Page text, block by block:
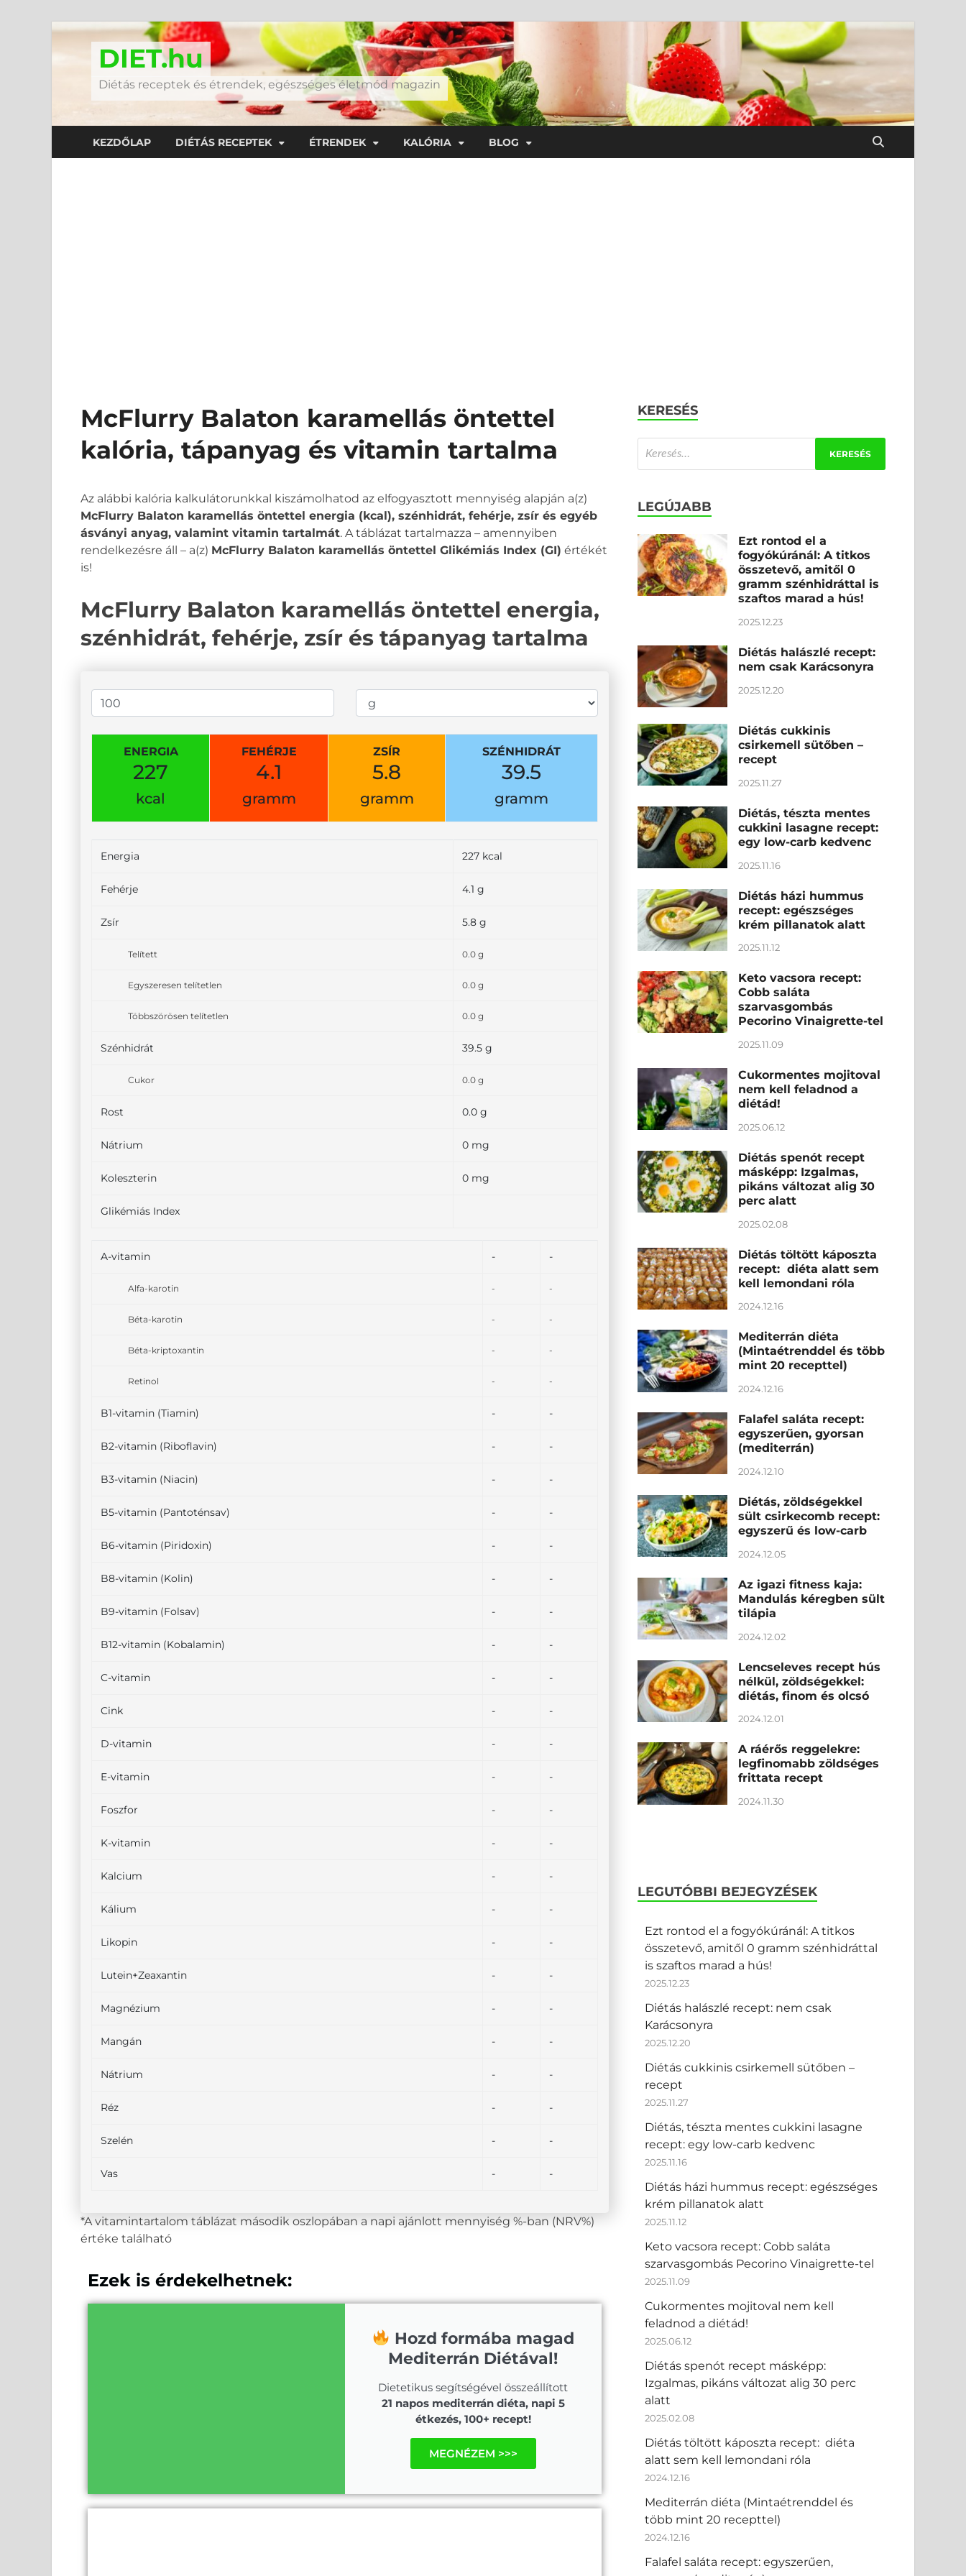
DIET.hu
Diétás receptek és étrendek, egészséges életmód magazin
KEZDŐLAP DIÉTÁS RECEPTEK ÉTRENDEK KALÓRIA BLOG
McFlurry Balaton karamellás öntettel
kalória, tápanyag és vitamin tartalma
Az alábbi kalória kalkulátorunkkal kiszámolhatod az elfogyasztott mennyiség alapján a(z)
McFlurry Balaton karamellás öntettel energia (kcal), szénhidrát, fehérje, zsír és egyéb
ásványi anyag, valamint vitamin tartalmát. A táblázat tartalmazza – amennyiben
rendelkezésre áll – a(z) McFlurry Balaton karamellás öntettel Glikémiás Index (GI) értékét
is!
McFlurry Balaton karamellás öntettel energia,
szénhidrát, fehérje, zsír és tápanyag tartalma
ENERGIA
227
kcal
FEHÉRJE
4.1
gramm
ZSÍR
5.8
gramm
SZÉNHIDRÁT
39.5
gramm
Energia 227 kcal
Fehérje 4.1 g
Zsír 5.8 g
Telített 0.0 g
Egyszeresen telítetlen 0.0 g
Többszörösen telítetlen 0.0 g
Szénhidrát 39.5 g
Cukor 0.0 g
Rost 0.0 g
Nátrium 0 mg
Koleszterin 0 mg
Glikémiás Index
A-vitamin - -
Alfa-karotin - -
Béta-karotin - -
Béta-kriptoxantin - -
Retinol - -
B1-vitamin (Tiamin) - -
B2-vitamin (Riboflavin) - -
B3-vitamin (Niacin) - -
B5-vitamin (Pantoténsav) - -
B6-vitamin (Piridoxin) - -
B8-vitamin (Kolin) - -
B9-vitamin (Folsav) - -
B12-vitamin (Kobalamin) - -
C-vitamin - -
Cink - -
D-vitamin - -
E-vitamin - -
Foszfor - -
K-vitamin - -
Kalcium - -
Kálium - -
Likopin - -
Lutein+Zeaxantin - -
Magnézium - -
Mangán - -
Nátrium - -
Réz - -
Szelén - -
Vas - -
*A vitamintartalom táblázat második oszlopában a napi ajánlott mennyiség %-ban (NRV%)
értéke található
Ezek is érdekelhetnek:
Hozd formába magad
Mediterrán Diétával!
Dietetikus segítségével összeállított
21 napos mediterrán diéta, napi 5
étkezés, 100+ recept!
MEGNÉZEM >>>
KERESÉS
LEGÚJABB
Ezt rontod el a
fogyókúránál: A titkos
összetevő, amitől 0
gramm szénhidráttal is
szaftos marad a hús!
2025.12.23
Diétás halászlé recept:
nem csak Karácsonyra
2025.12.20
Diétás cukkinis
csirkemell sütőben –
recept
2025.11.27
Diétás, tészta mentes
cukkini lasagne recept:
egy low-carb kedvenc
2025.11.16
Diétás házi hummus
recept: egészséges
krém pillanatok alatt
2025.11.12
Keto vacsora recept:
Cobb saláta
szarvasgombás
Pecorino Vinaigrette-tel
2025.11.09
Cukormentes mojitoval
nem kell feladnod a
diétád!
2025.06.12
Diétás spenót recept
másképp: Izgalmas,
pikáns változat alig 30
perc alatt
2025.02.08
Diétás töltött káposzta
recept: diéta alatt sem
kell lemondani róla
2024.12.16
Mediterrán diéta
(Mintaétrenddel és több
mint 20 recepttel)
2024.12.16
Falafel saláta recept:
egyszerűen, gyorsan
(mediterrán)
2024.12.10
Diétás, zöldségekkel
sült csirkecomb recept:
egyszerű és low-carb
2024.12.05
Az igazi fitness kaja:
Mandulás kéregben sült
tilápia
2024.12.02
Lencseleves recept hús
nélkül, zöldségekkel:
diétás, finom és olcsó
2024.12.01
A ráérős reggelekre:
legfinomabb zöldséges
frittata recept
2024.11.30
LEGUTÓBBI BEJEGYZÉSEK
Ezt rontod el a fogyókúránál: A titkos
összetevő, amitől 0 gramm szénhidráttal
is szaftos marad a hús!
2025.12.23
Diétás halászlé recept: nem csak
Karácsonyra
2025.12.20
Diétás cukkinis csirkemell sütőben –
recept
2025.11.27
Diétás, tészta mentes cukkini lasagne
recept: egy low-carb kedvenc
2025.11.16
Diétás házi hummus recept: egészséges
krém pillanatok alatt
2025.11.12
Keto vacsora recept: Cobb saláta
szarvasgombás Pecorino Vinaigrette-tel
2025.11.09
Cukormentes mojitoval nem kell
feladnod a diétád!
2025.06.12
Diétás spenót recept másképp:
Izgalmas, pikáns változat alig 30 perc
alatt
2025.02.08
Diétás töltött káposzta recept: diéta
alatt sem kell lemondani róla
2024.12.16
Mediterrán diéta (Mintaétrenddel és
több mint 20 recepttel)
2024.12.16
Falafel saláta recept: egyszerűen,